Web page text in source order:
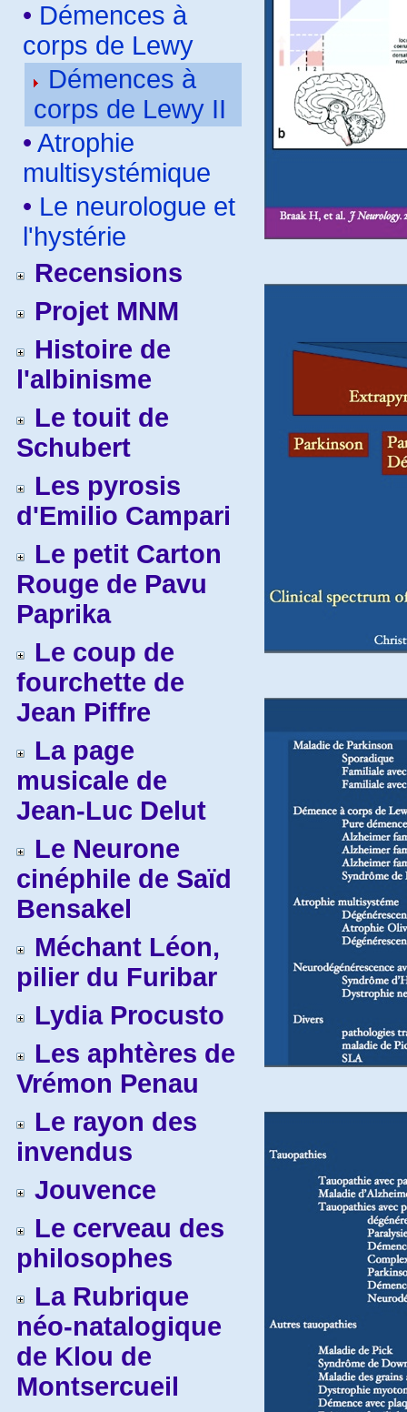
• Démences à
corps de Lewy
Démences à
corps de Lewy II
• Atrophie
multisystémique
• Le neurologue et
l'hystérie
Recensions
Projet MNM
Histoire de
l'albinisme
Le touit de
Schubert
Les pyrosis
d'Emilio Campari
Le petit Carton
Rouge de Pavu
Paprika
Le coup de
fourchette de
Jean Piffre
La page
musicale de
Jean-Luc Delut
Le Neurone
cinéphile de Saïd
Bensakel
Méchant Léon,
pilier du Furibar
Lydia Procusto
Les aphtères de
Vrémon Penau
Le rayon des
invendus
Jouvence
Le cerveau des
philosophes
La Rubrique
néo-natalogique
de Klou de
Montsercueil